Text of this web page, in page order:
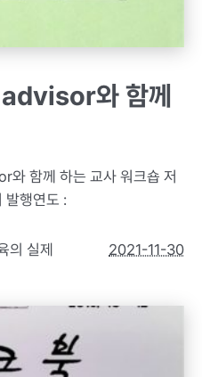
와 함께
와 함께 하는 교사 워크숍 저
발행연도 :
2021-11-30
의 실제